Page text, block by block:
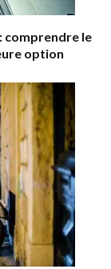
le
option